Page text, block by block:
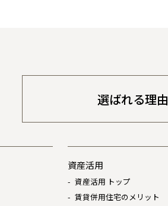
選ばれる理由
資産活用
資産活用 トップ
賃貸併用住宅のメリット